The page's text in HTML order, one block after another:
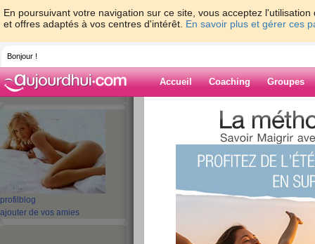
En poursuivant votre navigation sur ce site, vous acceptez
et offres adaptés à vos centres d'intérêt. En savoir plus et gérer ces
Bonjour !
Accueil Coaching Groupes
profil blog
ajouter de vos amies
> > Je
Blog de lawana
Je m’appelle...